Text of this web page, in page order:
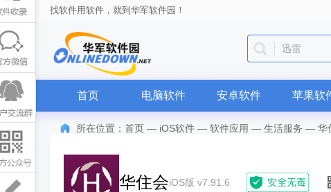
找软件用软件，就到华军软件园！
迅雷
首页 电脑软件 安卓软件 苹果软
所在位置： 首页 — iOS软件 — 软件应用 — 生活服务 — 华
华住会iOS版 v7.91.6